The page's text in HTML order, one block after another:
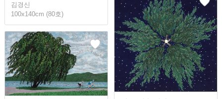
김경신
100x140cm (80호)